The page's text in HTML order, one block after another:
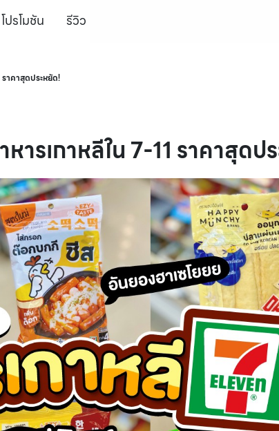
โปรโมชัน รีวิว
าคาสุดประหยัด!
ารเกาหลีใน 7-11 ราคาสุดป